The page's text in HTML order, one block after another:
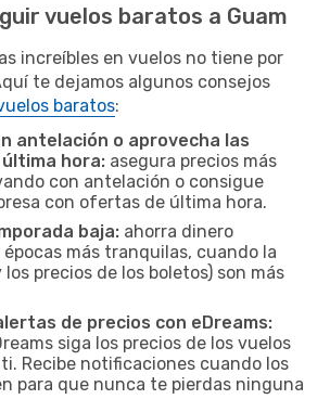
vuelos baratos a Guam
increíbles en vuelos no tiene por
te dejamos algunos consejos
baratos:
antelación o aprovecha las
hora: asegura precios más
con antelación o consigue
con ofertas de última hora.
baja: ahorra dinero
más tranquilas, cuando la
precios de los boletos) son más
de precios con eDreams:
siga los precios de los vuelos
ti. Recibe notificaciones cuando los
para que nunca te pierdas ninguna